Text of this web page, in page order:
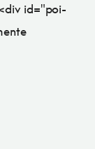
id="poi-